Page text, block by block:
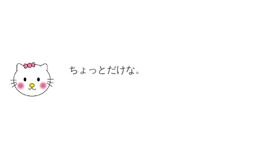
ちょっとだけな。